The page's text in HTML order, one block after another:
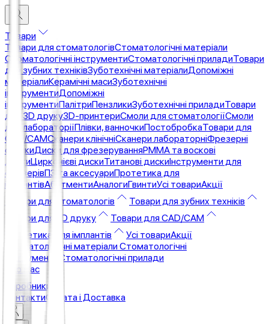
Товари
Товари для стоматологівСтоматологічні матеріали
Стоматологічні інструментиСтоматологічні приладиТовари
для зубних техніківЗуботехнічні матеріалиДопоміжні
матеріалиКерамічні масиЗуботехнічні
інструментиДопоміжні
інструментиПалітриПензликиЗуботехнічні приладиТовари
для 3D друку3D-принтериСмоли для стоматологіїСмоли
для лабораторіїПлівки, ванночкиПостобробкаТовари для
CAD/CAMСканери клінічніСканери лабораторніФрезерні
станкиДиски для фрезеруванняPMMA та воскові
дискиЦирконієві дискиТитанові дискиІнструменти для
фрезерівПЗ та аксесуариПротетика для
імплантівАбатментиАналогиГвинтиУсі товариАкції
Товари для стоматологів
Товари для зубних техніків
Товари для 3D друку
Товари для CAD/CAM
Протетика для імплантів
Усі товариАкції
Стоматологічні матеріалиСтоматологічні
інструменти
Стоматологічні прилади
Про Нас
Виробники
КонтактиОплата і Доставка